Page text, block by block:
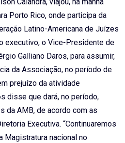
Calandra, viajou, na manhã
Porto Rico, onde participa da
Latino-Americana de Juízes
executivo, o Vice-Presidente de
Galliano Daros, para assumir,
da Associação, no período de
prejuízo da atividade
disse que dará, no período,
da AMB, de acordo com as
Executiva. “Continuaremos
nacional no